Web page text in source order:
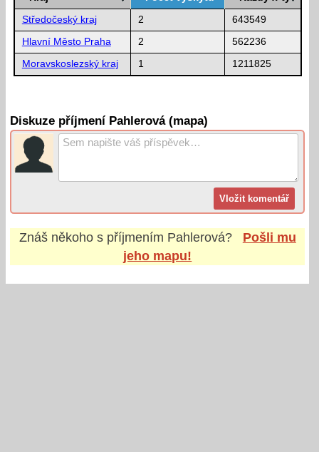
Středočeský kraj 2 643549
Hlavní Město Praha 2 562236
Moravskoslezský kraj 1 1211825
Diskuze příjmení Pahlerová (mapa)
Znáš někoho s příjmením Pahlerová?
Pošli mu
jeho mapu!